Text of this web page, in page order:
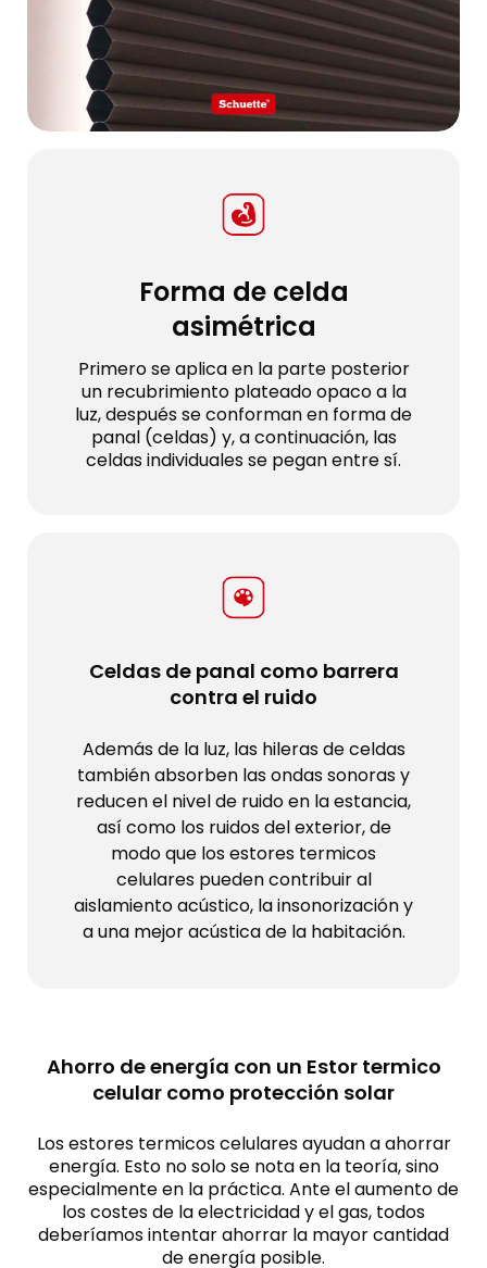
Forma de celda
asimétrica
Primero se aplica en la parte posterior
un recubrimiento plateado opaco a la
luz, después se conforman en forma de
panal (celdas) y, a continuación, las
celdas individuales se pegan entre sí.
Celdas de panal como barrera
contra el ruido
Además de la luz, las hileras de celdas
también absorben las ondas sonoras y
reducen el nivel de ruido en la estancia,
así como los ruidos del exterior, de
modo que los estores termicos
celulares pueden contribuir al
aislamiento acústico, la insonorización y
a una mejor acústica de la habitación.
Ahorro de energía con un Estor termico
celular como protección solar
Los estores termicos celulares ayudan a ahorrar
energía. Esto no solo se nota en la teoría, sino
especialmente en la práctica. Ante el aumento de
los costes de la electricidad y el gas, todos
deberíamos intentar ahorrar la mayor cantidad
de energía posible.